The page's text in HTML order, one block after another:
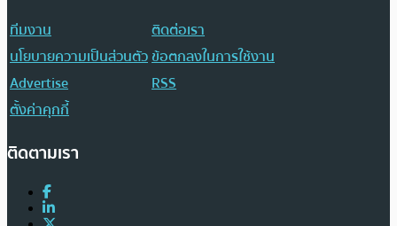
ทีมงาน
ติดต่อเรา
นโยบายความเป็นส่วนตัวข้อตกลงในการใช้งาน
Advertise
RSS
ตั้งค่าคุกกี้
ติดตามเรา